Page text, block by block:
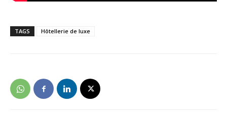
TAGS Hôtellerie de luxe